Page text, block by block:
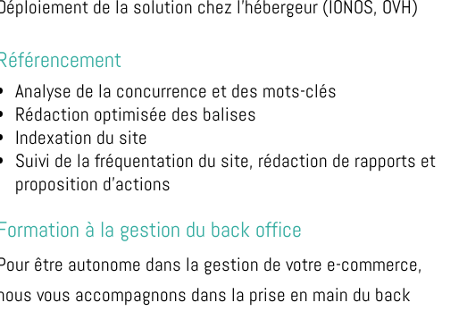
de la solution chez l’hébergeur (IONOS, OVH)
Analyse de la concurrence et des mots-clés
Rédaction optimisée des balises
Indexation du site
Suivi de la fréquentation du site, rédaction de rapports et
proposition d’actions
à la gestion du back office
être autonome dans la gestion de votre e-commerce,
vous accompagnons dans la prise en main du back